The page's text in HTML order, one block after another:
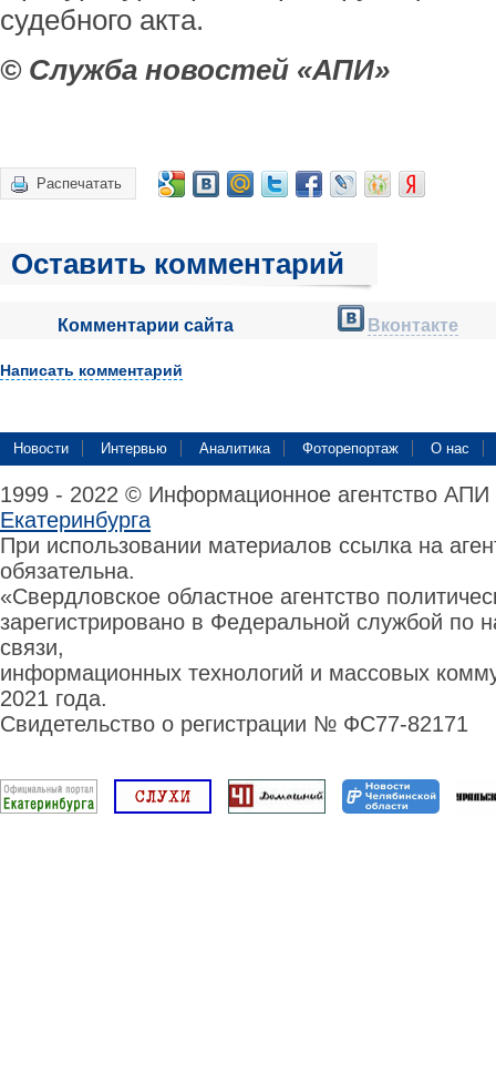
судебного акта.
© Служба новостей «АПИ»
Распечатать
Оставить комментарий
Комментарии сайта Вконтакте
Написать комментарий
Новости Интервью Аналитика Фоторепортаж О нас
1999 - 2022 © Информационное агентство
Екатеринбурга
При использовании материалов ссылка на
обязательна.
«Свердловское областное агентство
зарегистрировано в Федеральной службой по
связи,
информационных технологий и массовых
2021 года.
Свидетельство о регистрации № ФС77-82171